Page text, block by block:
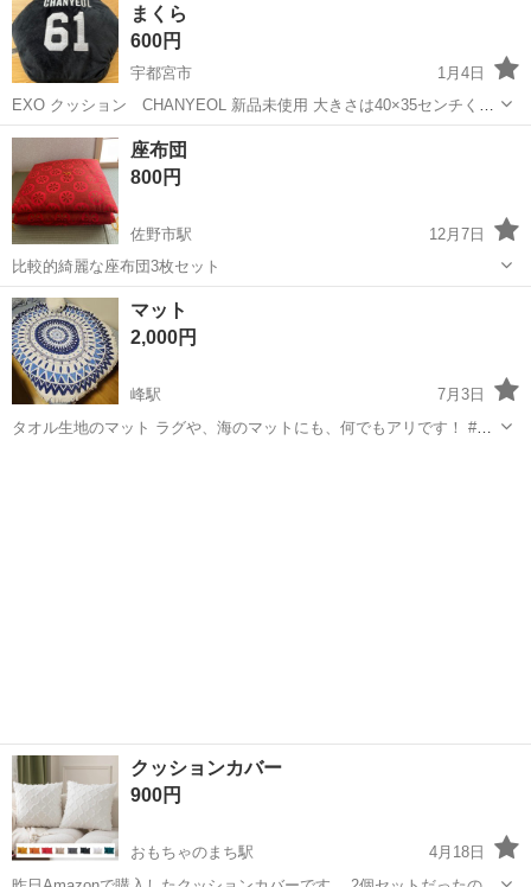
まくら
600円
宇都宮市
1月4日
EXO クッション CHANYEOL 新品未使用 大きさは40×35センチくら
いです。 まとめ買いでお値引きさせて頂きます。 お気軽にお声掛けく
ださい！
栃木 宇都宮市 ファブリック、カバー
座布団
800円
佐野市駅
12月7日
比較的綺麗な座布団3枚セット
栃木 佐野市 佐野市駅
マット
2,000円
峰駅
7月3日
タオル生地のマット ラグや、海のマットにも、何でもアリです！ #海
クッションカバー
900円
おもちゃのまち駅
4月18日